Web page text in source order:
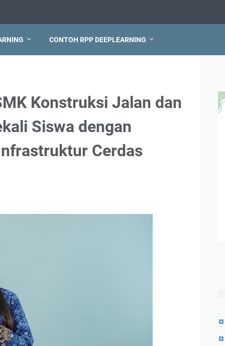
CONTOH RPP DEEPLEARNING
Konstruksi Jalan dan
Siswa dengan
Cerdas